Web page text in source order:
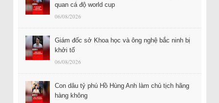
quan cá độ world cup
06/08/2026
Giám đốc sở Khoa học và ông nghệ bắc ninh bị
khởi tố
06/08/2026
Con dâu tỷ phú Hồ Hùng Anh làm chủ tịch hãng
hàng không